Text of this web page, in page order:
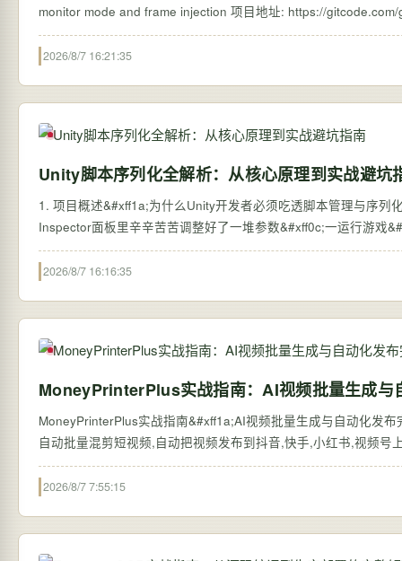
2026/8/7 16:21:35
Unity脚本序列化全解析：从核心原理到实战避坑
1. 项目概述&#xff1a;为什么Unity开发者必须吃透脚本管理与序
Inspector面板里辛辛苦苦调整好了一堆参数&#xff0c;一运行游戏
2026/8/7 16:16:35
MoneyPrinterPlus实战指南：AI视频批量生成与
MoneyPrinterPlus实战指南&#xff1a;AI视频批量生成与自动化发
自动批量混剪短视频,自动把视频发布到抖音,快手,小红书,视频
2026/8/7 7:55:15